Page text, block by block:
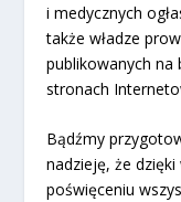
i medycznych
także władze
publikowanych na
stronach
Bądźmy
nadzieję, że
poświęceniu